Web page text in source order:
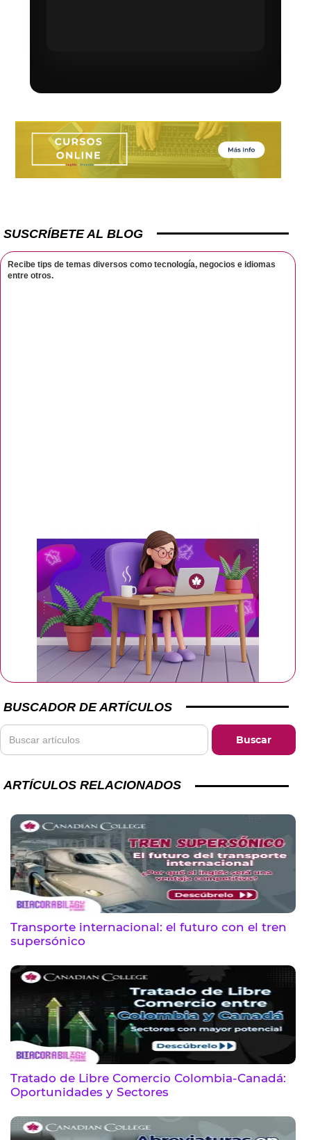
SUSCRÍBETE AL BLOG
Recibe tips de temas diversos como tecnología, negocios e idiomas
entre otros.
BUSCADOR DE ARTÍCULOS
ARTÍCULOS RELACIONADOS
Transporte internacional: el futuro con el tren
supersónico
Tratado de Libre Comercio Colombia-Canadá:
Oportunidades y Sectores